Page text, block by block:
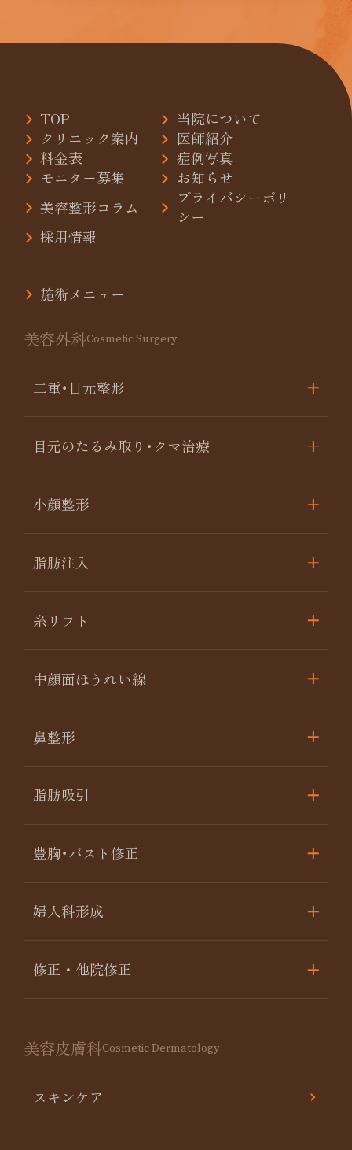
TOP
当院について
クリニック案内
医師紹介
料金表
症例写真
モニター募集
お知らせ
美容整形コラム
プライバシーポリ
シー
採用情報
施術メニュー
美容外科Cosmetic Surgery
二重･目元整形
目元のたるみ取り･クマ治療
小顔整形
脂肪注入
糸リフト
中顔面ほうれい線
鼻整形
脂肪吸引
豊胸･バスト修正
婦人科形成
修正・他院修正
美容皮膚科Cosmetic Dermatology
スキンケア